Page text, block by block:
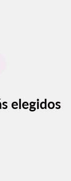
elegidos